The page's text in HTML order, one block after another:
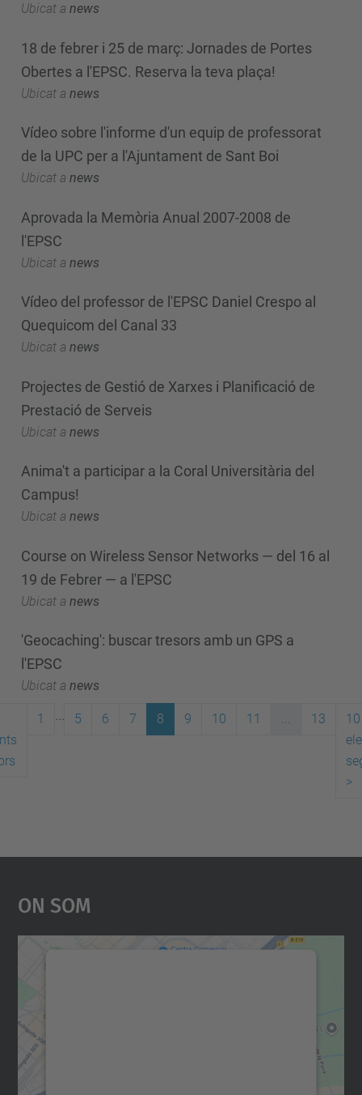
Ubicat a news
18 de febrer i 25 de març: Jornades de Portes
Obertes a l'EPSC. Reserva la teva plaça!
Ubicat a news
Vídeo sobre l'informe d'un equip de professorat
de la UPC per a l'Ajuntament de Sant Boi
Ubicat a news
Aprovada la Memòria Anual 2007-2008 de
l'EPSC
Ubicat a news
Vídeo del professor de l'EPSC Daniel Crespo al
Quequicom del Canal 33
Ubicat a news
Projectes de Gestió de Xarxes i Planificació de
Prestació de Serveis
Ubicat a news
Anima't a participar a la Coral Universitària del
Campus!
Ubicat a news
Course on Wireless Sensor Networks — del 16 al
19 de Febrer — a l'EPSC
Ubicat a news
'Geocaching': buscar tresors amb un GPS a
l'EPSC
Ubicat a news
1 5 6 7 8 9 10 11 ... 13
10
>
On Som